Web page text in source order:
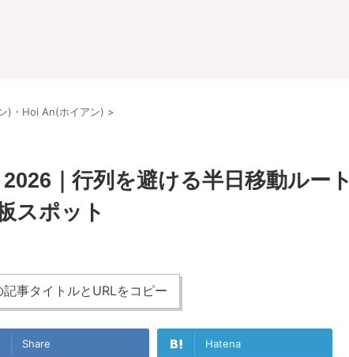
)・Hoi An(ホイアン) >
｜行列を避ける半日移動ルート
スポット
記事タイトルとURLをコピー
Share Hatena